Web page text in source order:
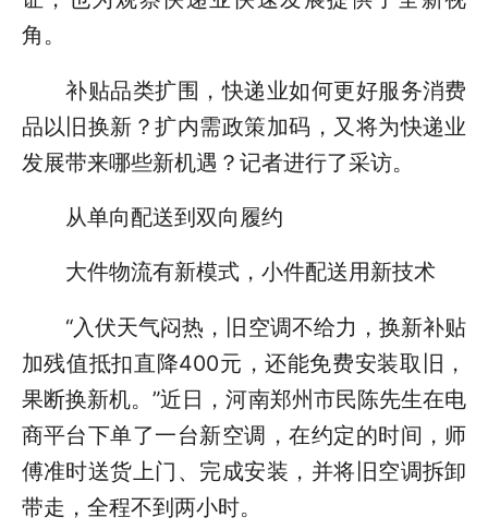
角。
补贴品类扩围，快递业如何更好服务消费
品以旧换新？扩内需政策加码，又将为快递业
发展带来哪些新机遇？记者进行了采访。
从单向配送到双向履约
大件物流有新模式，小件配送用新技术
“入伏天气闷热，旧空调不给力，换新补贴
加残值抵扣直降400元，还能免费安装取旧，
果断换新机。”近日，河南郑州市民陈先生在电
商平台下单了一台新空调，在约定的时间，师
傅准时送货上门、完成安装，并将旧空调拆卸
带走，全程不到两小时。